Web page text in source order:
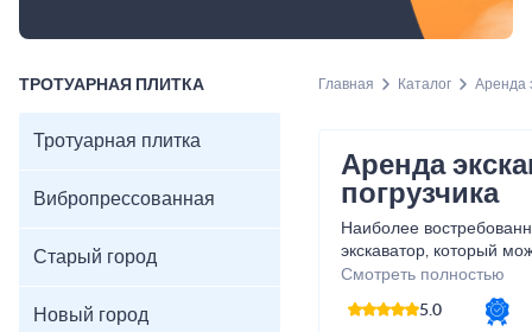
ТРОТУАРНАЯ ПЛИТКА
Тротуарная плитка
Вибропрессованная
Старый город
Новый город
Главная Каталог Аренда
Аренда
погрузчика
Наиболее
экскаватор, который
комплекса работ.
невозможны без
оснащенного
Смотреть полностью
5.0